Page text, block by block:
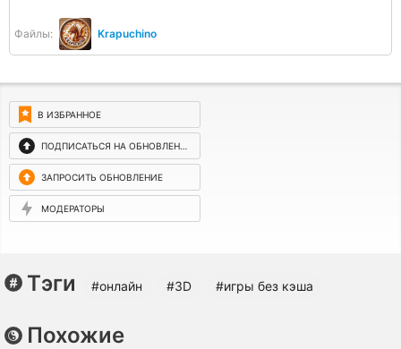
Файлы: Krapuchino
В ИЗБРАННОЕ
ПОДПИСАТЬСЯ НА ОБНОВЛЕНИЯ
ЗАПРОСИТЬ ОБНОВЛЕНИЕ
МОДЕРАТОРЫ
Тэги #онлайн #3D #игры без кэша
Похожие